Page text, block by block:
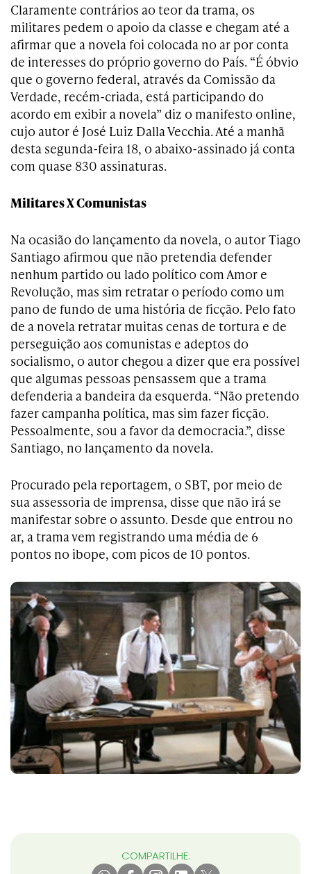
Claramente contrários ao teor da trama, os
militares pedem o apoio da classe e chegam até a
afirmar que a novela foi colocada no ar por conta
de interesses do próprio governo do País. “É óbvio
que o governo federal, através da Comissão da
Verdade, recém-criada, está participando do
acordo em exibir a novela” diz o manifesto online,
cujo autor é José Luiz Dalla Vecchia. Até a manhã
desta segunda-feira 18, o abaixo-assinado já conta
com quase 830 assinaturas.
Militares X Comunistas
Na ocasião do lançamento da novela, o autor Tiago
Santiago afirmou que não pretendia defender
nenhum partido ou lado político com Amor e
Revolução, mas sim retratar o período como um
pano de fundo de uma história de ficção. Pelo fato
de a novela retratar muitas cenas de tortura e de
perseguição aos comunistas e adeptos do
socialismo, o autor chegou a dizer que era possível
que algumas pessoas pensassem que a trama
defenderia a bandeira da esquerda. “Não pretendo
fazer campanha política, mas sim fazer ficção.
Pessoalmente, sou a favor da democracia.”, disse
Santiago, no lançamento da novela.
Procurado pela reportagem, o SBT, por meio de
sua assessoria de imprensa, disse que não irá se
manifestar sobre o assunto. Desde que entrou no
ar, a trama vem registrando uma média de 6
pontos no ibope, com picos de 10 pontos.
COMPARTILHE: